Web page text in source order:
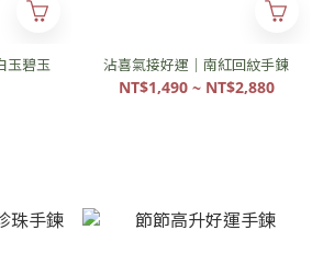
玉碧玉
沾喜氣接好運｜南紅回紋手鍊
NT$1,490 ~ NT$2,880